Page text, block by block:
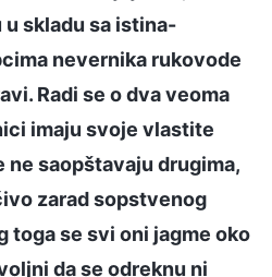
skladu sa istina-
nevernika rukovode
Radi se o dva veoma
imaju svoje vlastite
saopštavaju drugima,
zarad sopstvenog
toga se svi oni jagme oko
da se odreknu ni